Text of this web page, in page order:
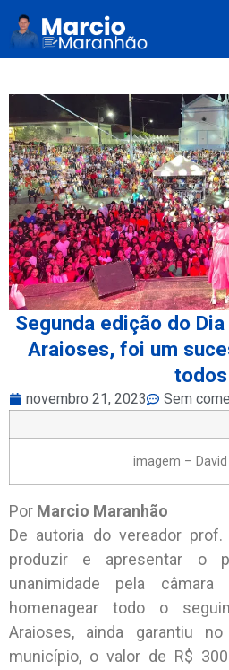
Segunda edição do
Araioses, foi um
todos
novembro 21, 2023 Sem
imagem –
Por Marcio Maranhão
De autoria do vereador
produzir e apresentar o
unanimidade pela câmara
homenagear todo o
Araioses, ainda garantiu
município, o valor de R$